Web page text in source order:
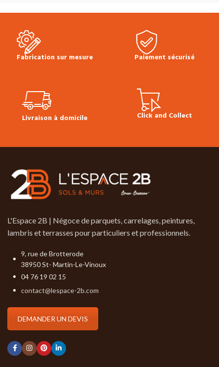
Fabrication sur mesure Paiement sécurisé
Livraison à domicile Click and Collect
L'Espace 2B | Négoce de parquets, carrelages, peintures,
lambris et terrasses pour particuliers et professionnels.
9, rue de Brotterode
38950 St- Martin-Le-Vinoux
04 76 19 02 15
contact@lespace-2b.com
DEMANDER UN DEVIS